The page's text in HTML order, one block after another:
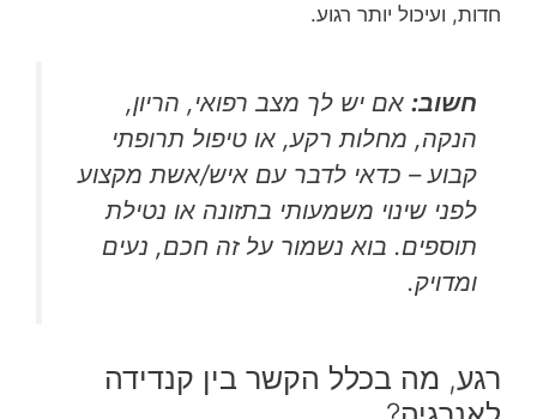
חדות, ועיכול יותר רגוע.
חשוב: אם יש לך מצב רפואי, הריון,
הנקה, מחלות רקע, או טיפול תרופתי
קבוע – כדאי לדבר עם איש/אשת מקצוע
לפני שינוי משמעותי בתזונה או נטילת
תוספים. בוא נשמור על זה חכם, נעים
ומדויק.
רגע, מה בכלל הקשר בין קנדידה